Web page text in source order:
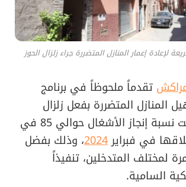
لإعادة إعمار المنازل المتضررة جراء زلزال الحوز
تقدماً ملحوظاً في برنامج
المنازل المتضررة بفعل زلزال
الحوز، حيث بلغت نسبة إنجاز الأشغال حوالي 85 في
في فبراير2024، وذلك بفضل
لمختلف المتدخلين، تنفيذاً
السامية.